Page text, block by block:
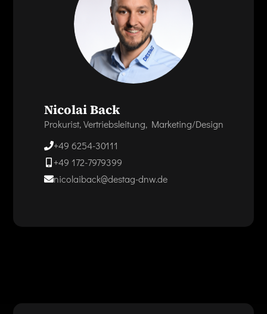
Nicolai Back
Prokurist, Vertriebsleitung, Marketing/Design
+49 6254-30111
+49 172-7979399
nicolaiback@destag-dnw.de